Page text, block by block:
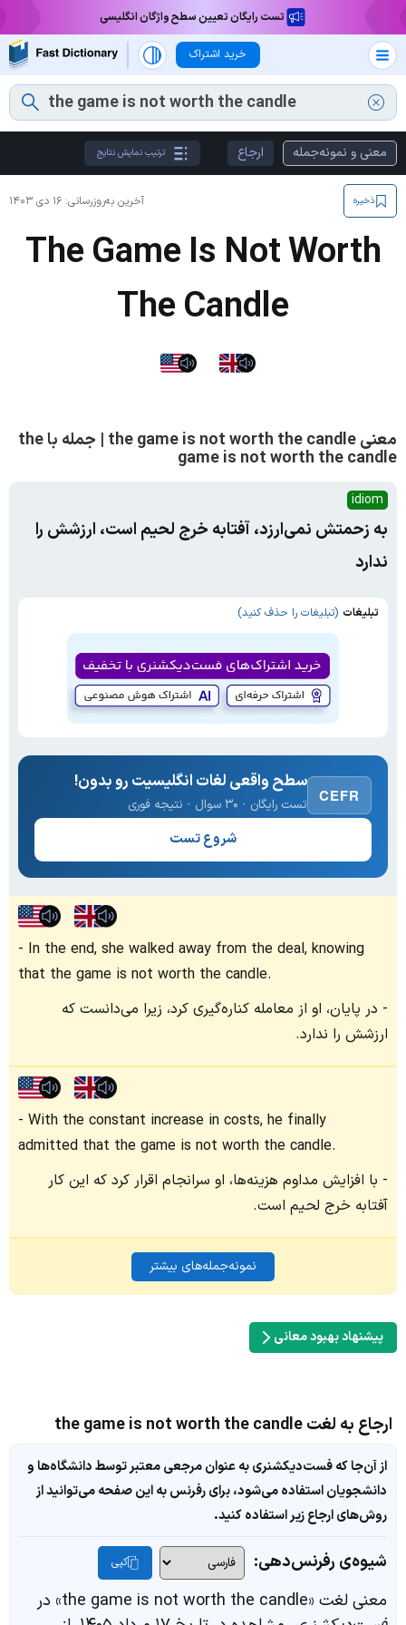
تست رایگان تعیین سطح واژگان انگلیسی
خرید اشتراک
معنی و نمونه‌جمله ارجاع ترتیب نمایش نتایج
آخرین به‌روزرسانی: ۱۶ دی ۱۴۰۳ ذخیره
The Game Is Not Worth
The Candle
معنی the game is not worth the candle | جمله با the
game is not worth the candle
idiom
به زحمتش نمی‌ارزد، آفتابه خرج لحیم است، ارزشش را
ندارد
تبلیغات (تبلیغات را حذف کنید)
CEFR
سطح واقعی لغات انگلیسیت رو بدون!
تست رایگان · ۳۰ سوال · نتیجه فوری
شروع تست
In the end, she walked away from the deal, knowing
that the game is not worth the candle.
در پایان، او از معامله کناره‌گیری کرد، زیرا می‌دانست که
ارزشش را ندارد.
With the constant increase in costs, he finally
admitted that the game is not worth the candle.
با افزایش مداوم هزینه‌ها، او سرانجام اقرار کرد که این کار
آفتابه خرج لحیم است.
نمونه‌جمله‌های بیشتر
پیشنهاد بهبود معانی
ارجاع به لغت the game is not worth the candle
از آن‌جا که فست‌دیکشنری به عنوان مرجعی معتبر توسط دانشگاه‌ها و
دانشجویان استفاده می‌شود، برای رفرنس به این صفحه می‌توانید از
روش‌های ارجاع زیر استفاده کنید.
شیوه‌ی رفرنس‌دهی: کپی
معنی لغت «the game is not worth the candle» در